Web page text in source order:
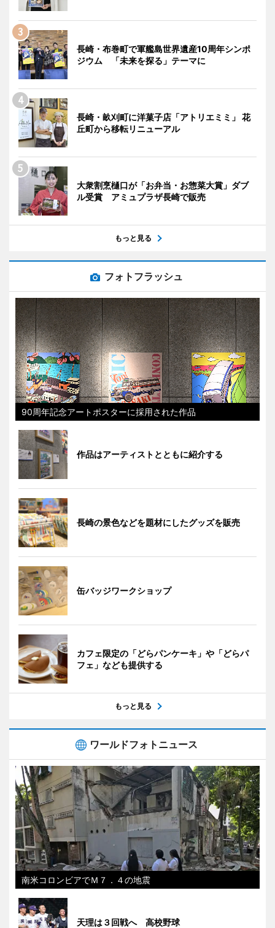
長崎・布巻町で軍艦島世界遺産10周年シンポ
ジウム 「未来を探る」テーマに
長崎・畝刈町に洋菓子店「アトリエミミ」 花
丘町から移転リニューアル
大衆割烹樋口が「お弁当・お惣菜大賞」ダブ
ル受賞 アミュプラザ長崎で販売
もっと見る
フォトフラッシュ
90周年記念アートポスターに採用された作品
作品はアーティストとともに紹介する
長崎の景色などを題材にしたグッズを販売
缶バッジワークショップ
カフェ限定の「どらパンケーキ」や「どらパ
フェ」なども提供する
もっと見る
ワールドフォトニュース
南米コロンビアでＭ７．４の地震
天理は３回戦へ 高校野球